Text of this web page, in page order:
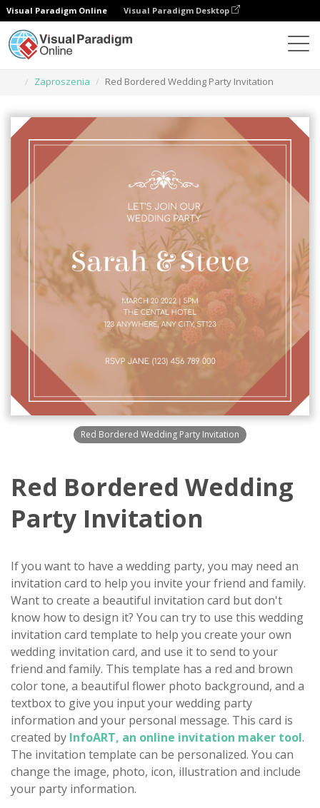
Visual Paradigm Online Visual Paradigm Desktop
Zaproszenia
Red Bordered Wedding Party Invitation
Red Bordered Wedding Party Invitation
Red Bordered Wedding
Party Invitation
If you want to have a wedding party, you may need an
invitation card to help you invite your friend and family.
Want to create a beautiful invitation card but don't
know how to design it? You can try to use this wedding
invitation card template to help you create your own
wedding invitation card, and use it to send to your
friend and family. This template has a red and brown
color tone, a beautiful flower photo background, and a
textbox to give you input your wedding party
information and your personal message. This card is
created by InfoART, an online invitation maker tool.
The invitation template can be personalized. You can
change the image, photo, icon, illustration and include
your party information.